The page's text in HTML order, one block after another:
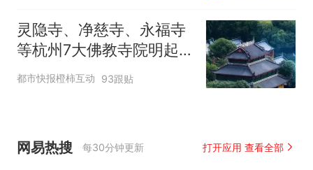
灵隐寺、净慈寺、永福寺
等杭州7大佛教寺院明起
临时关闭，别跑空了
都市快报橙柿互动 93跟贴
网易热搜 每30分钟更新 打开应用 查看全部